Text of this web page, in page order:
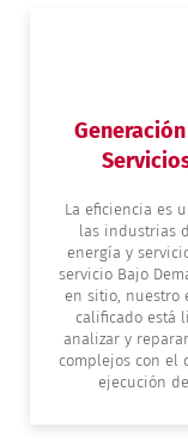
La eficiencia es
las industrias
energía y
servicio Bajo
en sitio, nuestro
calificado está
analizar y
complejos con el
ejecución